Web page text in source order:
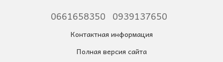
0661658350 0939137650
Контактная информация
Полная версия сайта